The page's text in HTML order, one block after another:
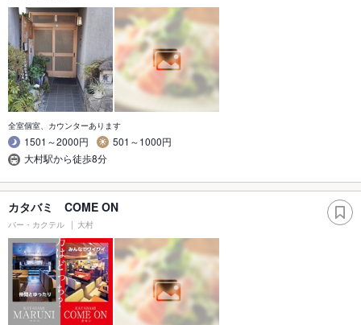
全室個室、カウンターあります
1501～2000円
501～1000円
大村駅から徒歩8分
カタバミ COME ON
バー・カクテル 大村